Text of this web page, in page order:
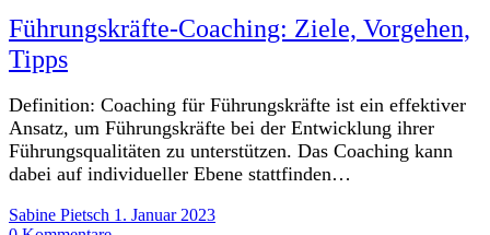
Führungskräfte-Coaching: Ziele, Vorgehen,
Tipps
Definition: Coaching für Führungskräfte ist ein effektiver
Ansatz, um Führungskräfte bei der Entwicklung ihrer
Führungsqualitäten zu unterstützen. Das Coaching kann
dabei auf individueller Ebene stattfinden…
Sabine Pietsch 1. Januar 2023